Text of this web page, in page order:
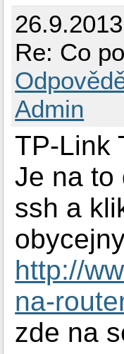
Re: Co
Admin
TP-Link
Je na to
ssh a
http://
na-
zde na